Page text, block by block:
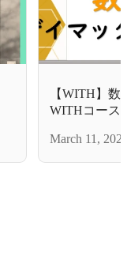
【WITH】
WITHコース
March 11,